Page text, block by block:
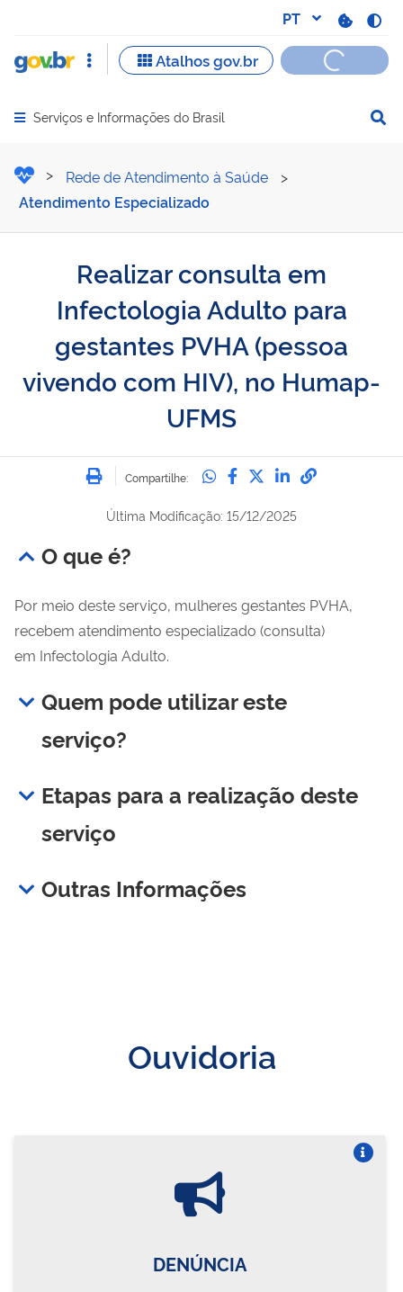
Abrir menu principal de navegação
Serviços e Informações do Brasil
Realizar consulta em
Rede de Atendimento à Saúde
>
Atendimento Especializado
Realizar consulta em
Infectologia Adulto para
gestantes PVHA (pessoa
vivendo com HIV), no Humap-
UFMS‎
Imprimir
Compartilhe: Compartilhe no
Compartilhe no
Compartilhe no
Compartilhe
Última Modificação: 15/12/2025
O que é?
Por meio deste serviço, mulheres gestantes PVHA,
recebem atendimento especializado (consulta)
em Infectologia Adulto.
Quem pode utilizar este
serviço?
Etapas para a realização deste
serviço
Outras Informações
Ouvidoria
DENÚNCIA